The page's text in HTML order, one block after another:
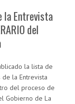
la Entrevista
del
la lista de
de la Entrevista
del proceso de
Gobierno de La